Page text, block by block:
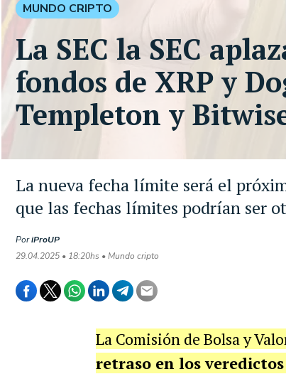
La nueva fecha límite será el
que las fechas límites podrían ser
PoriProUP
29.04.2025 • 18:20hs • Mundo cripto
MUNDO CRIPTO
La SEC la SEC
fondos de XRP y
Templeton y
La Comisión de Bolsa y
retraso en los